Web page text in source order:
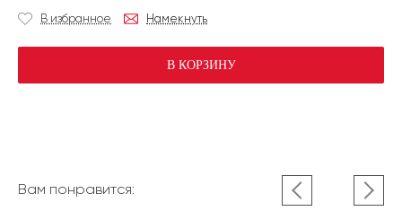
В избранное Намекнуть
В КОРЗИНУ
Вам понравится: